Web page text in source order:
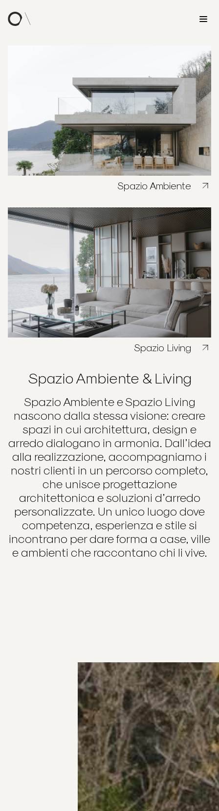
Spazio Ambiente
Spazio Living
Spazio Ambiente & Living
Spazio Ambiente e Spazio Living
nascono dalla stessa visione: creare
spazi in cui architettura, design e
arredo dialogano in armonia. Dall’idea
alla realizzazione, accompagniamo i
nostri clienti in un percorso completo,
che unisce progettazione
architettonica e soluzioni d’arredo
personalizzate. Un unico luogo dove
competenza, esperienza e stile si
incontrano per dare forma a case, ville
e ambienti che raccontano chi li vive.